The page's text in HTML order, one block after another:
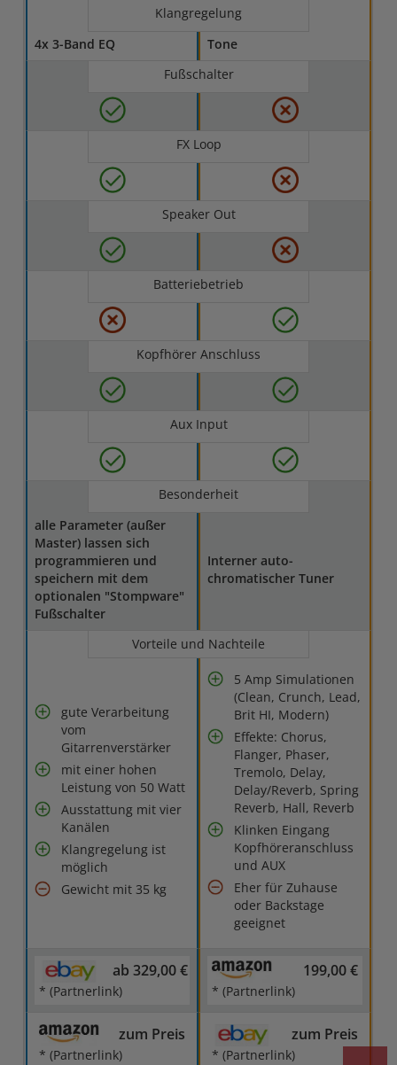
Klangregelung
4x 3-Band EQ
Tone
Fußschalter
FX Loop
Speaker Out
Batteriebetrieb
Kopfhörer Anschluss
Aux Input
Besonderheit
alle Parameter (außer
Master) lassen sich
programmieren und
speichern mit dem
optionalen "Stompware"
Fußschalter
Interner auto-
chromatischer Tuner
Vorteile und Nachteile
gute Verarbeitung
vom
Gitarrenverstärker
mit einer hohen
Leistung von 50 Watt
Ausstattung mit vier
Kanälen
Klangregelung ist
möglich
Gewicht mit 35 kg
5 Amp Simulationen
(Clean, Crunch, Lead,
Brit HI, Modern)
Effekte: Chorus,
Flanger, Phaser,
Tremolo, Delay,
Delay/Reverb, Spring
Reverb, Hall, Reverb
Klinken Eingang
Kopfhöreranschluss
und AUX
Eher für Zuhause
oder Backstage
geeignet
ab 329,00 €
* (Partnerlink)
199,00 €
* (Partnerlink)
zum Preis
* (Partnerlink)
zum Preis
* (Partnerlink)